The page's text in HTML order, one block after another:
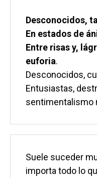
Desconocidos,
En estados de
Entre risas y,
euforia.
Desconocidos,
Entusiastas,
sentimentalismo
Suele suceder
importa todo lo